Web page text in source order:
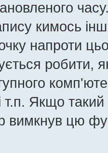
кимось
напроти
робити,
т.п. Якщо
вимкнув цю